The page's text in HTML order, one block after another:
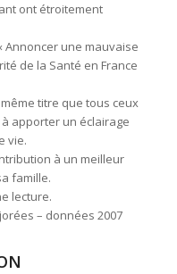
ont étroitement
Annoncer une mauvaise
de la Santé en France
titre que tous ceux
apporter un éclairage
vie.
à un meilleur
famille.
lecture.
– données 2007